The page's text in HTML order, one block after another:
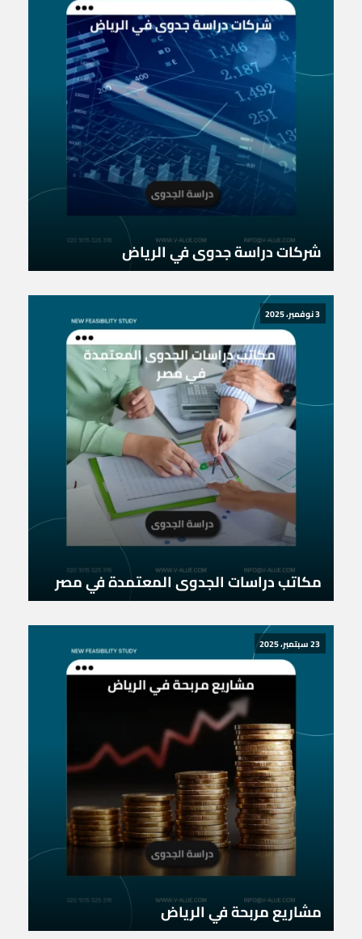
شركات دراسة جدوى في الرياض
3 نوفمبر، 2025
مكاتب دراسات الجدوى المعتمدة في مصر
23 سبتمبر، 2025
مشاريع مربحة في الرياض